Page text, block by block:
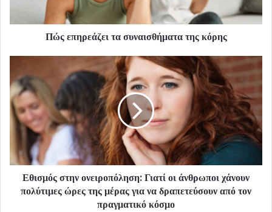
Πώς επηρεάζει τα συναισθήματα της κόρης
Εθισμός στην ονειροπόληση: Γιατί οι άνθρωποι χάνουν
πολύτιμες ώρες της μέρας για να δραπετεύσουν από τον
πραγματικό κόσμο